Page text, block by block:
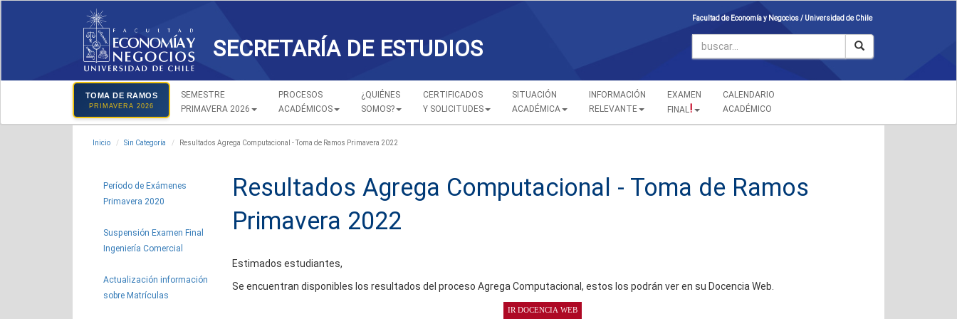
SECRETARÍA DE ESTUDIOS
Facultad de Economía y Negocios / Universidad de Chile
TOMA DE RAMOS
PRIMAVERA 2026
SEMESTRE
PRIMAVERA 2026
PROCESOS
ACADÉMICOS
¿QUIÉNES
SOMOS?
CERTIFICADOS
Y SOLICITUDES
SITUACIÓN
ACADÉMICA
INFORMACIÓN
RELEVANTE
EXAMEN
FINAL!
CALENDARIO
ACADÉMICO
Inicio Sin Categoría Resultados Agrega Computacional - Toma de Ramos Primavera 2022
Período de Exámenes
Primavera 2020
Suspensión Examen Final
Ingeniería Comercial
Actualización información
sobre Matrículas
Resultados Agrega Computacional - Toma de Ramos
Primavera 2022
Estimados estudiantes,
Se encuentran disponibles los resultados del proceso Agrega Computacional, estos los podrán ver en su Docencia Web.